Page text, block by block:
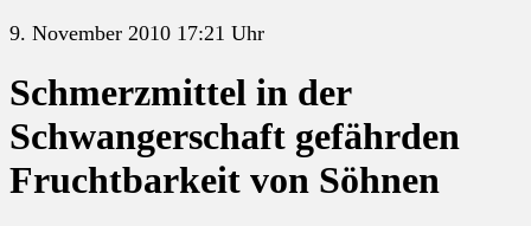
9. November 2010 17:21 Uhr
Schmerzmittel in der
Schwangerschaft gefährden
Fruchtbarkeit von Söhnen